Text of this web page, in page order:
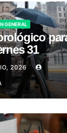
GENERAL
31
2026